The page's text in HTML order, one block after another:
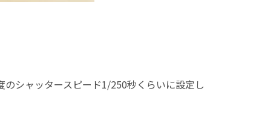
シャッタースピード1/250秒くらいに設定し